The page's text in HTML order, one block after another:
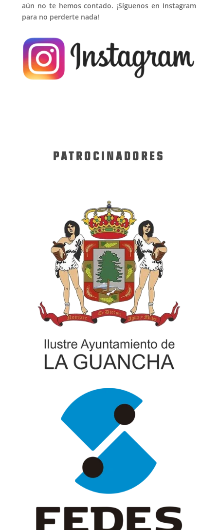
aún no te hemos contado. ¡Síguenos en Instagram
para no perderte nada!
PATROCINADORES